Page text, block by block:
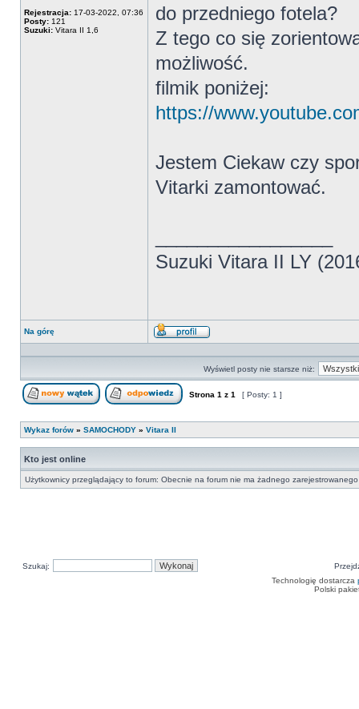
Rejestracja: 17-03-2022, 07:36
Posty: 121
Suzuki: Vitara II 1,6
do przedniego fotela?
Z tego co się
możliwość.
filmik poniżej:
https://
Jestem Ciekaw czy
Vitarki zamontować.
Suzuki Vitara II LY
Na górę
Wyświetl
Wyświetl posty nie starsze niż:
Strona 1 z 1 [ Posty: 1 ]
Wykaz forów » SAMOCHODY » Vitara II
Kto jest online
Użytkownicy przeglądający to forum: Obecnie na forum nie ma żadnego
Szukaj:
Technologię dostarcza
Polski